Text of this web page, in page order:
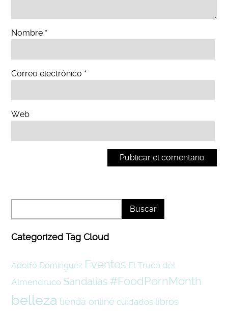
Nombre *
Correo electrónico *
Web
Categorized Tag Cloud
Adolfo Domínguez Eventos El Truco del
Almendruco Sandalias #FoodPornMonth
belleza tienda online cuidados libros